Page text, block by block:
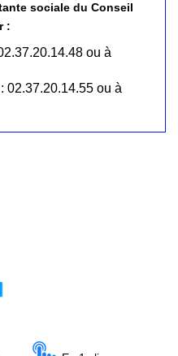
sociale du Conseil
:
ou à
02.37.20.14.55 ou à